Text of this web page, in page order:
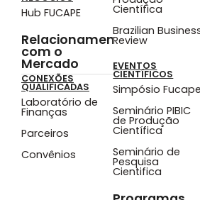
Hub FUCAPE
Relacionamento
com o
Mercado
CONEXÕES
QUALIFICADAS
Laboratório de
Finanças
Parceiros
Convênios
Científica
Brazilian
Review
EVENTOS
CIENTÍFICOS
Simpósio Fucape
Seminário PIBIC
de Produção
Científica
Seminário de
Pesquisa
Cientifica